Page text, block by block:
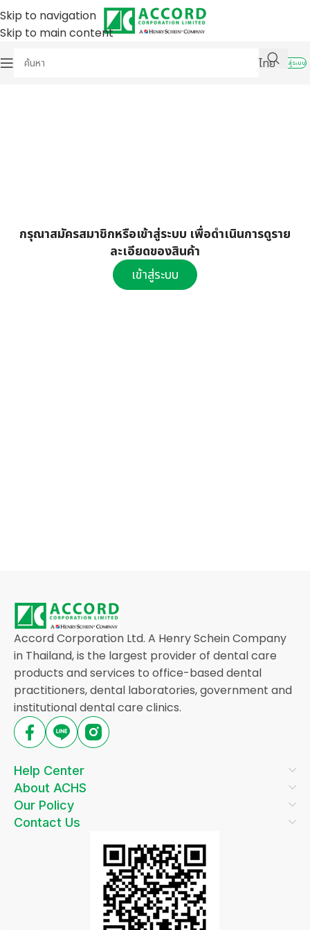
Skip to navigation
Skip to main content
ไทย
เข้าสู่ระบบ
กรุณาสมัครสมาชิกหรือเข้าสู่ระบบ เพื่อดำเนินการดูราย
ละเอียดของสินค้า
เข้าสู่ระบบ
Accord Corporation Ltd. A Henry Schein Company
in Thailand, is the largest provider of dental care
products and services to office-based dental
practitioners, dental laboratories, government and
institutional dental care clinics.
Help Center
About ACHS
Our Policy
Contact Us